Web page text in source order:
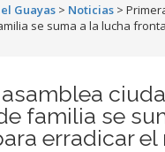
Guayas > Noticias >
se suma a la lucha
familia se
erradicar